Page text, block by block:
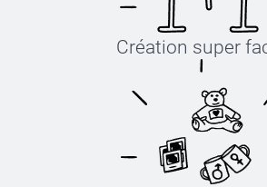
Création super